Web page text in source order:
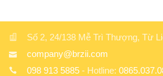
Số 2, 24/138 Mễ Trì Thượng, Từ
company@brzii.com
098 913 5885 - Hotline: